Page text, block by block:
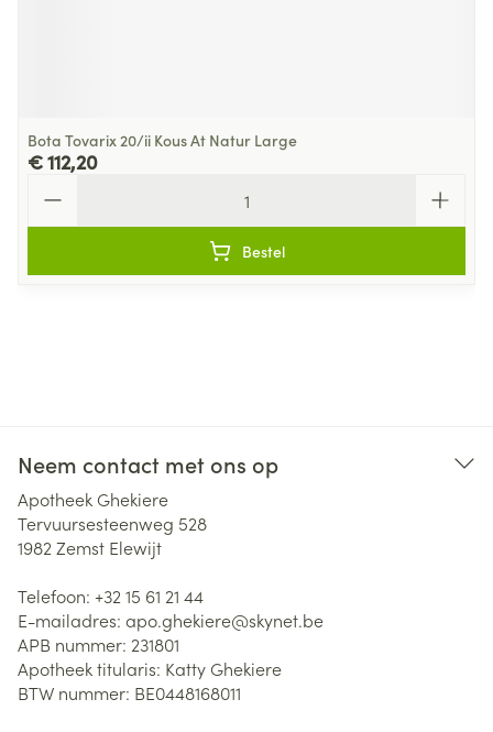
Bota Tovarix 20/ii Kous At Natur Large
€ 112,20
Bestel
Neem contact met ons op
Apotheek Ghekiere
Tervuursesteenweg 528
1982 Zemst Elewijt
Telefoon: +32 15 61 21 44
E-mailadres: apo.ghekiere@skynet.be
APB nummer: 231801
Apotheek titularis: Katty Ghekiere
BTW nummer: BE0448168011